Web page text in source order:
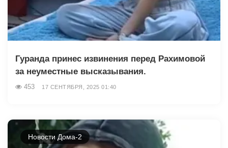
Гуранда принес извинения перед Рахимовой
за неуместные высказывания.
453 17 СЕНТЯБРЯ, 2025 01:40
Новости Дома-2